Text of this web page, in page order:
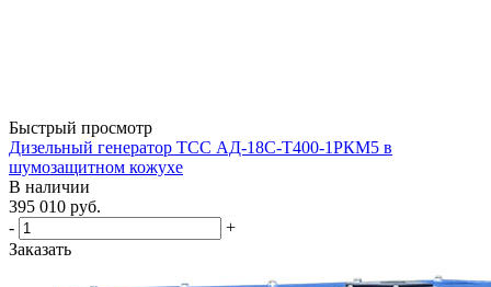
Быстрый просмотр
Дизельный генератор ТСС АД-18С-Т400-1РКМ5 в
шумозащитном кожухе
В наличии
395 010 руб.
-
+
Заказать